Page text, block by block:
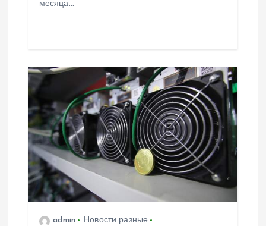
месяца…
admin
Новости разные